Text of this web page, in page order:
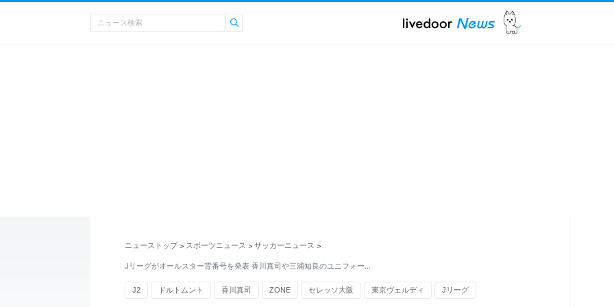
ニューストップ > スポーツニュース > サッカーニュース >
Jリーグがオールスター背番号を発表 香川真司や三浦知良のユニフォー…
J2 ドルトムント 香川真司 ZONE セレッソ大阪 東京ヴェルディ Jリーグ